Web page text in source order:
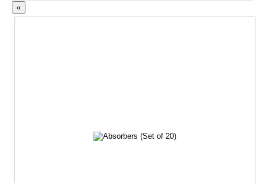
«